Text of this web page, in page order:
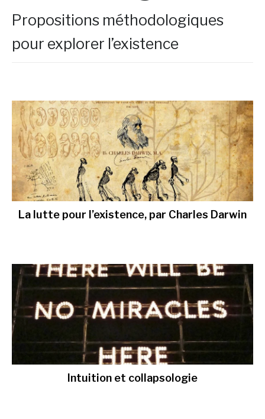
Propositions méthodologiques
pour explorer l’existence
La lutte pour l’existence, par Charles Darwin
Intuition et collapsologie